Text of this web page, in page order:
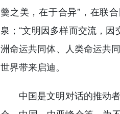
羹之美，在于合异”，在联
泉；“文明因多样而交流，
洲命运共同体、人类命运共
世界带来启迪。
中国是文明对话的推动者